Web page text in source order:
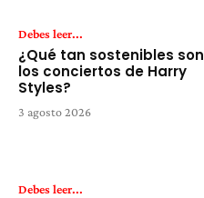
Debes leer...
¿Qué tan sostenibles son
los conciertos de Harry
Styles?
3 agosto 2026
Debes leer...